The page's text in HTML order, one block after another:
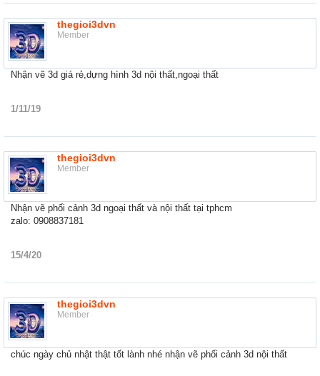
thegioi3dvn
Member
Nhận vẽ 3d giá rẻ,dựng hình 3d nội thất,ngoại thất
1/11/19
thegioi3dvn
Member
Nhận vẽ phối cảnh 3d ngoại thất và nội thất tại tphcm
zalo: 0908837181
15/4/20
thegioi3dvn
Member
chúc ngày chủ nhật thật tốt lành nhé nhận vẽ phối cảnh 3d nội thất